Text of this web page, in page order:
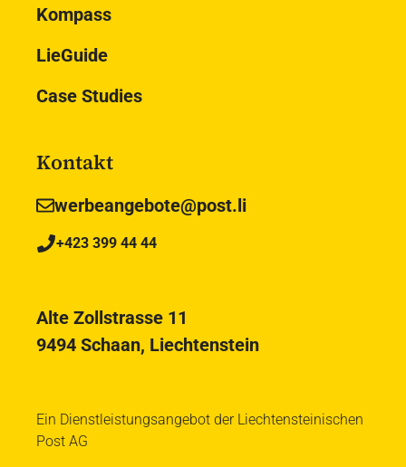
Kompass
LieGuide
Case Studies
Kontakt
werbeangebote@post.li
+423 399 44 44
Alte Zollstrasse 11
9494 Schaan, Liechtenstein
Ein Dienstleistungsangebot der Liechtensteinischen
Post AG